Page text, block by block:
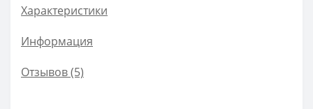
Характеристики
Информация
Отзывов (5)